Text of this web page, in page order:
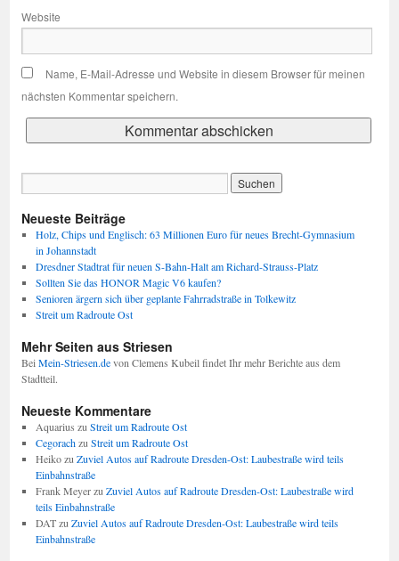
Website
Name, E-Mail-Adresse und Website in diesem Browser für meinen
nächsten Kommentar speichern.
Neueste Beiträge
Holz, Chips und Englisch: 63 Millionen Euro für neues Brecht-Gymnasium
in Johannstadt
Dresdner Stadtrat für neuen S-Bahn-Halt am Richard-Strauss-Platz
Sollten Sie das HONOR Magic V6 kaufen?
Senioren ärgern sich über geplante Fahrradstraße in Tolkewitz
Streit um Radroute Ost
Mehr Seiten aus Striesen
BeiMein-Striesen.devon Clemens Kubeil findet Ihr mehr Berichte aus dem
Stadtteil.
Neueste Kommentare
Aquarius zuStreit um Radroute Ost
CegorachzuStreit um Radroute Ost
HeikozuZuviel Autos auf Radroute Dresden-Ost: Laubestraße wird teils
Einbahnstraße
Frank MeyerzuZuviel Autos auf Radroute Dresden-Ost: Laubestraße wird
teils Einbahnstraße
DATzuZuviel Autos auf Radroute Dresden-Ost: Laubestraße wird teils
Einbahnstraße